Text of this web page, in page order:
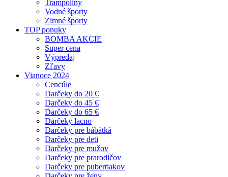
Trampolíny
Vodné športy
Zimné športy
TOP ponuky
BOMBA AKCIE
Super cena
Výpredaj
Zľavy
Vianoce 2024
Cencúle
Darčeky do 20 €
Darčeky do 45 €
Darčeky do 65 €
Darčeky lacno
Darčeky pre bábätká
Darčeky pre deti
Darčeky pre mužov
Darčeky pre prarodičov
Darčeky pre pubertiakov